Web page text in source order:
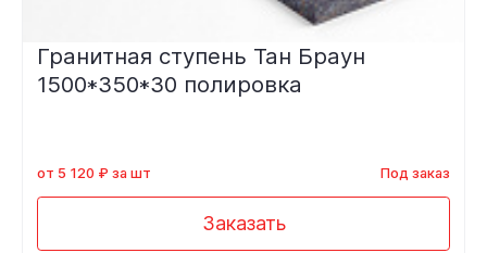
Гранитная ступень Тан Браун
1500*350*30 полировка
от 5 120 ₽ за шт Под заказ
Заказать